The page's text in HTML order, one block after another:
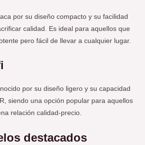
por su diseño compacto y su facilidad
calidad. Es ideal para aquellos que
pero fácil de llevar a cualquier lugar.
por su diseño ligero y su capacidad
siendo una opción popular para aquellos
relación calidad-precio.
destacados